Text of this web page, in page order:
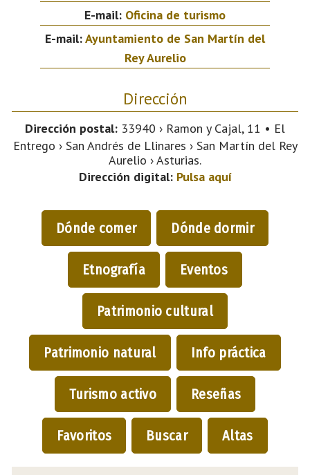
E-mail: Oficina de turismo
E-mail:Ayuntamiento de San Martín del
Rey Aurelio
Dirección
Dirección postal: 33940 › Ramon y Cajal, 11 • El
Entrego › San Andrés de Llinares › San Martín del Rey
Aurelio › Asturias.
Dirección digital: Pulsa aquí
Dónde comer Dónde dormir
Etnografía Eventos
Patrimonio cultural
Patrimonio natural Info práctica
Turismo activo Reseñas
Favoritos Buscar Altas